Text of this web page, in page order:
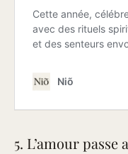
5. L’amour passe